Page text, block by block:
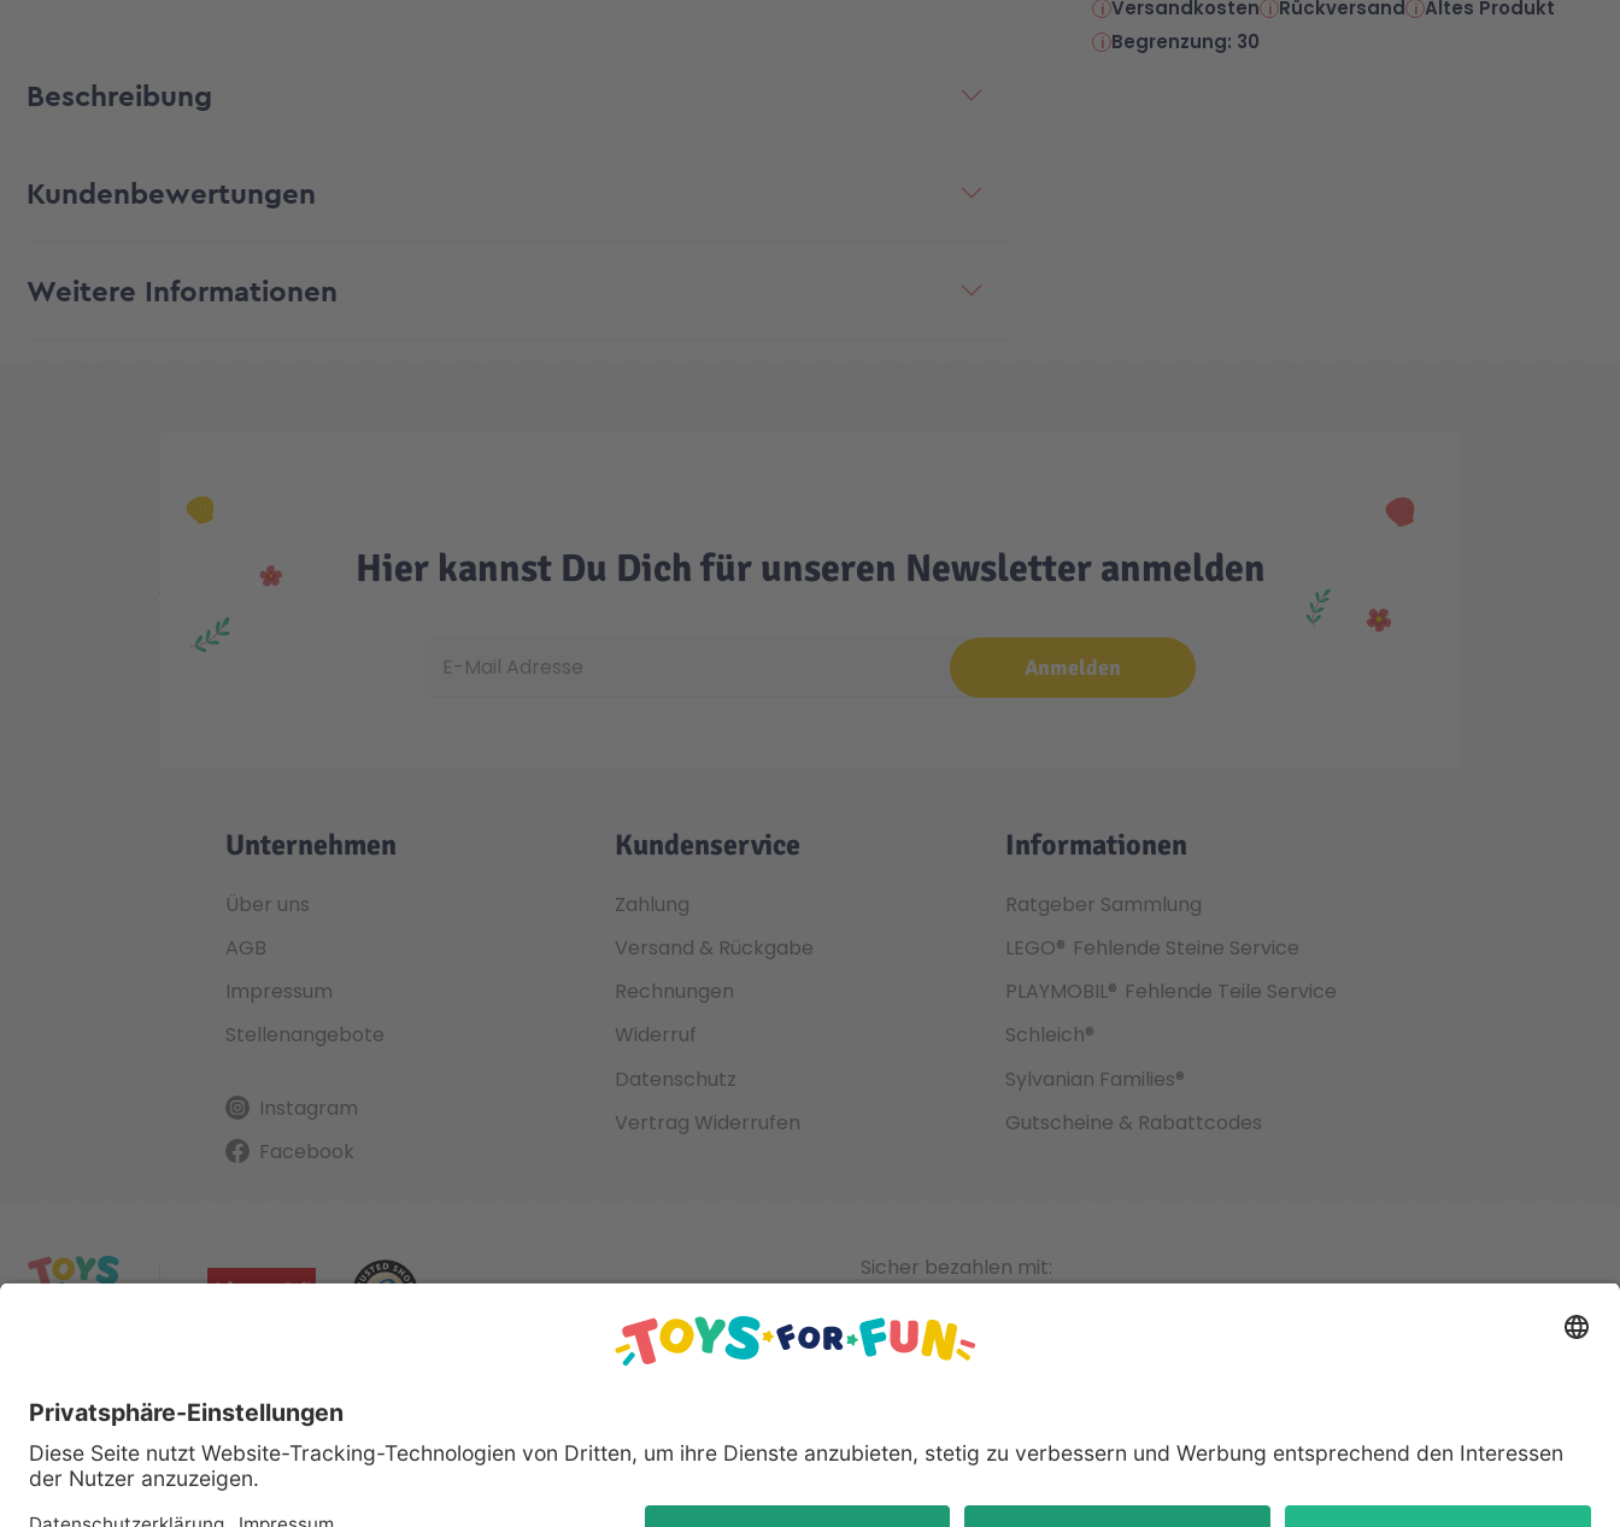
Versandkosten Rückversand
Altes Produkt
Begrenzung: 30
Beschreibung
Kundenbewertungen
Weitere Informationen
Hier kannst Du Dich für unseren Newsletter anmelden
Anmelden
Unternehmen
Über uns
AGB
Impressum
Stellenangebote
Instagram
Facebook
Kundenservice
Zahlung
Versand & Rückgabe
Rechnungen
Widerruf
Datenschutz
Vertrag Widerrufen
Informationen
Ratgeber Sammlung
LEGO® Fehlende Steine Service
PLAYMOBIL® Fehlende Teile Service
Schleich®
Sylvanian Families®
Gutscheine & Rabattcodes
Sicher bezahlen mit:
Alle genannten Produkte und Logos sind eingetragene Warenzeichen der jeweiligen